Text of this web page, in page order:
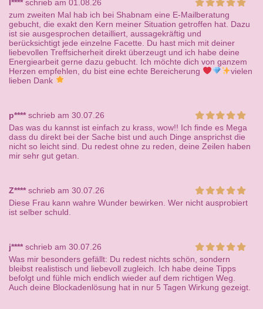
I****schrieb am 01.08.26
zum zweiten Mal hab ich bei Shabnam eine E-Mailberatung
gebucht, die exakt den Kern meiner Situation getroffen hat. Dazu
ist sie ausgesprochen detailliert, aussagekräftig und
berücksichtigt jede einzelne Facette. Du hast mich mit deiner
liebevollen Treffsicherheit direkt überzeugt und ich habe deine
Energiearbeit gerne dazu gebucht. Ich möchte dich von ganzem
Herzen empfehlen, du bist eine echte Bereicherung
vielen
lieben Dank
p****schrieb am 30.07.26
Das was du kannst ist einfach zu krass, wow!! Ich finde es Mega
dass du direkt bei der Sache bist und auch Dinge ansprichst die
nicht so leicht sind. Du redest ohne zu reden, deine Zeilen haben
mir sehr gut getan.
Z****schrieb am 30.07.26
Diese Frau kann wahre Wunder bewirken. Wer nicht ausprobiert
ist selber schuld.
j****schrieb am 30.07.26
Was mir besonders gefällt: Du redest nichts schön, sondern
bleibst realistisch und liebevoll zugleich. Ich habe deine Tipps
befolgt und fühle mich endlich wieder auf dem richtigen Weg.
Auch deine Blockadenlösung hat in nur 5 Tagen Wirkung gezeigt.